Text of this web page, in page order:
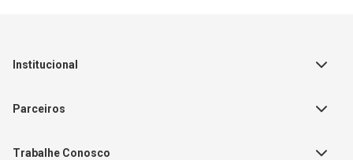
Institucional
Sobre a Empresa
Política de Vendas
Parceiros
Teste Maeztra
Trabalhe Conosco